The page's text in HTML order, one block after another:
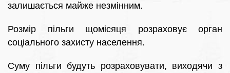
залишається майже незмінним.
Розмір пільги щомісяця розраховує орган
соціального захисту населення.
Суму пільги будуть розраховувати, виходячи з